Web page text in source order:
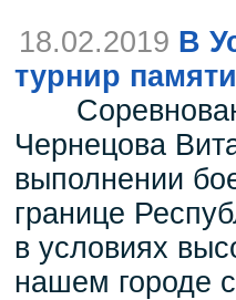
18.02.2019 В
турнир
Чернецова
выполнении
границе
в условиях
нашем городе